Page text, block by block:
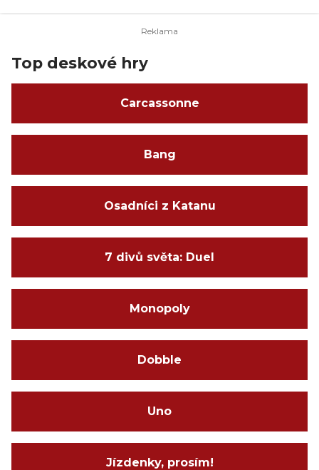
Top deskové hry
Carcassonne
Bang
Osadníci z Katanu
7 divů světa: Duel
Monopoly
Dobble
Uno
Jízdenky, prosím!